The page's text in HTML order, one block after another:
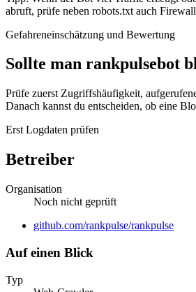
abruft, prüfe neben robots.txt auch
Gefahreneinschätzung und Bewertung
Sollte man rankpulsebot
Prüfe zuerst Zugriffshäufigkeit,
Danach kannst du entscheiden, ob eine
Erst Logdaten prüfen
Betreiber
Organisation
Noch nicht geprüft
Website
github.com/rankpulse/rankpulse
Auf einen Blick
Typ